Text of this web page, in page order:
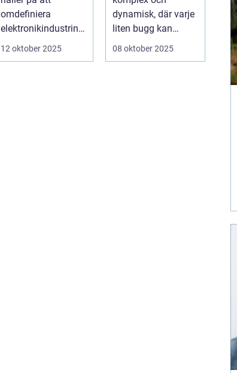
omdefiniera
elektronikindustrin
på fundamental
12 oktober 2025
spelupplevelsen
dynamisk, där varje
liten bugg kan
påverka
08 oktober 2025